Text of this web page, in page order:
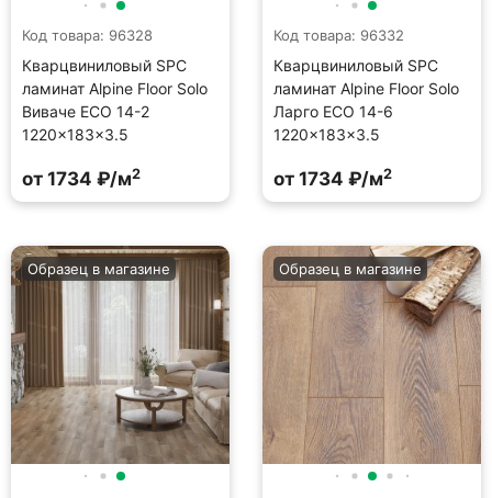
Код товара: 96328
Кварцвиниловый SPC
ламинат Alpine Floor Solo
Виваче ECO 14-2
1220×183×3.5
от 1734 ₽/м2
Код товара: 96332
Кварцвиниловый SPC
ламинат Alpine Floor Solo
Ларго ECO 14-6
1220×183×3.5
от 1734 ₽/м2
Образец в магазине Образец в магазине